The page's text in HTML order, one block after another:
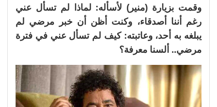
وقمت بزيارة (منير) لأسأله: لماذا لم تسأل عني
رغم أننا أصدقاء، وكنت أظن أن خبر مرضي لم
يبلغه به أحد، وعاتبته: كيف لم تسأل عني في فترة
مرضي.. ألسنا معرفة؟